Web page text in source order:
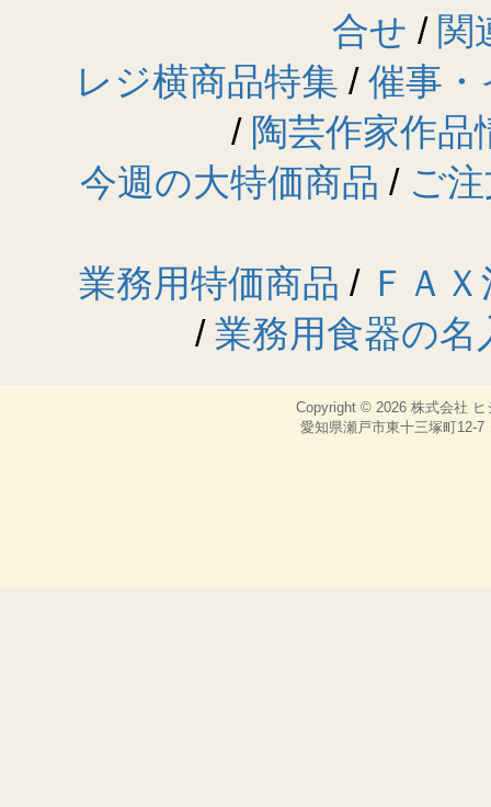
合せ / 関
レジ横商品特集 / 催事
/ 陶芸作家作品
今週の大特価商品 / ご
業務用特価商品 / ＦＡ
/ 業務用食器の名
Copyright © 2026 株式会社 ヒ
愛知県瀬戸市東十三塚町12-7